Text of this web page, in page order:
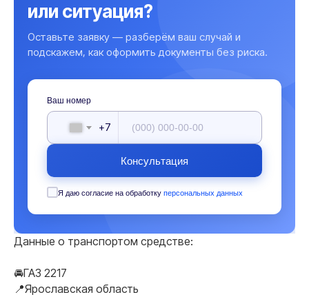
или ситуация?
Оставьте заявку — разберём ваш случай и
подскажем, как оформить документы без риска.
Ваш номер
+7
Консультация
Я даю согласие на обработку персональных данных
Данные о транспортом средстве:
🚘ГАЗ 2217
📍Ярославская область